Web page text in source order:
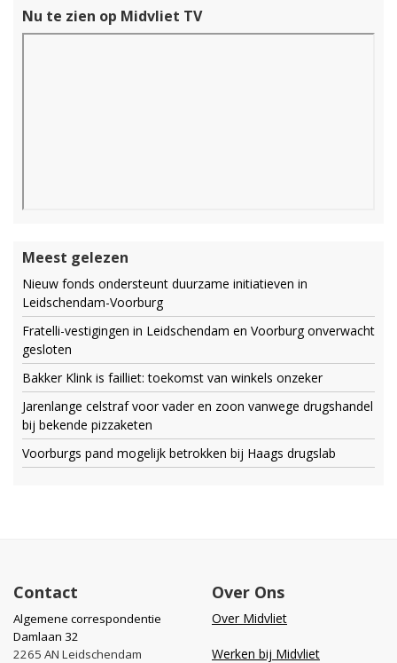
Nu te zien op Midvliet TV
Meest gelezen
Nieuw fonds ondersteunt duurzame initiatieven in
Leidschendam-Voorburg
Fratelli-vestigingen in Leidschendam en Voorburg onverwacht
gesloten
Bakker Klink is failliet: toekomst van winkels onzeker
Jarenlange celstraf voor vader en zoon vanwege drugshandel
bij bekende pizzaketen
Voorburgs pand mogelijk betrokken bij Haags drugslab
Contact
Algemene correspondentie
Damlaan 32
2265 AN Leidschendam
Over Ons
Over Midvliet
Werken bij Midvliet